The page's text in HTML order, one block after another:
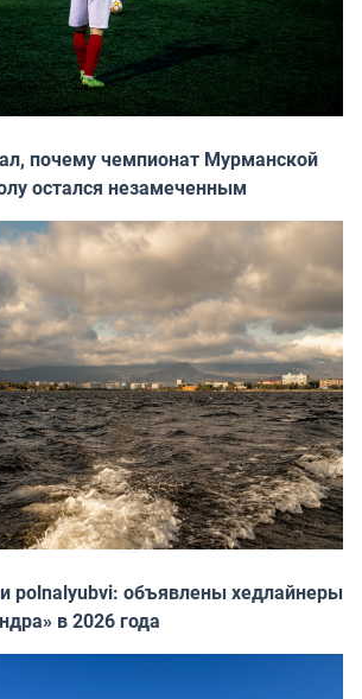
почему чемпионат Мурманской
остался незамеченным
polnalyubvi: объявлены хедлайнеры
в 2026 года